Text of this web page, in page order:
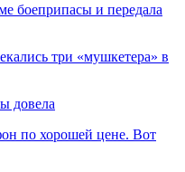
боеприпасы и передала
три «мушкетера» в
довела
по хорошей цене. Вот